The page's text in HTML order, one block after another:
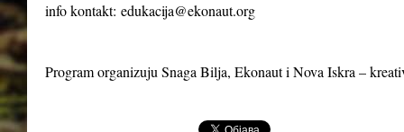
info kontakt: edukacija@ekonaut.org
Program organizuju Snaga Bilja, Ekonaut i Nova Iskra –